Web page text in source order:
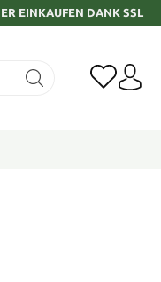
EINKAUFEN DANK SSL